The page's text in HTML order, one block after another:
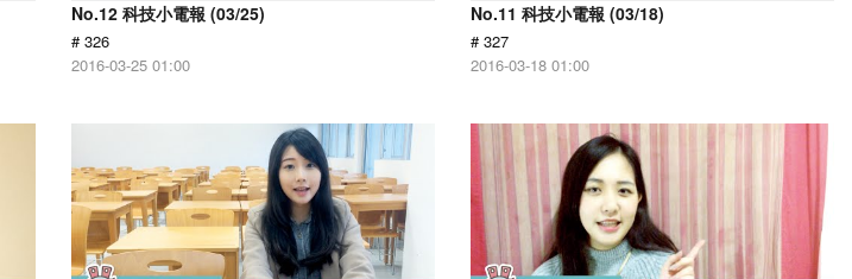
No.12 科技小電報 (03/25)
# 326
2016-03-25 01:00
No.11 科技小電報 (03/18)
# 327
2016-03-18 01:00